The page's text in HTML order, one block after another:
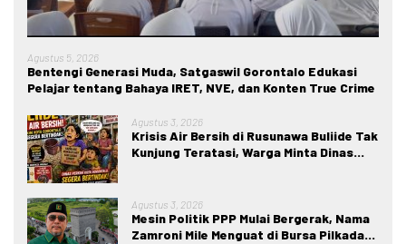
Agustus 5, 2026
Bentengi Generasi Muda, Satgaswil Gorontalo Edukasi
Pelajar tentang Bahaya IRET, NVE, dan Konten True Crime
Agustus 3, 2026
Krisis Air Bersih di Rusunawa Buliide Tak
Kunjung Teratasi, Warga Minta Dinas
Agustus 3, 2026
Mesin Politik PPP Mulai Bergerak, Nama
Zamroni Mile Menguat di Bursa Pilkada